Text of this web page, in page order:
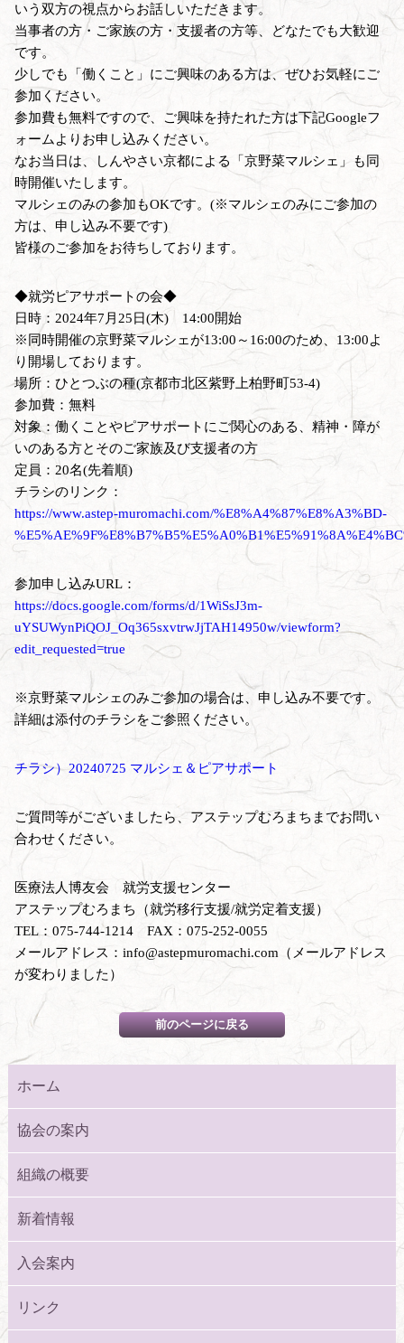
いう双方の視点からお話しいただきます。
当事者の方・ご家族の方・支援者の方等、どなたでも大歓迎
です。
少しでも「働くこと」にご興味のある方は、ぜひお気軽にご
参加ください。
参加費も無料ですので、ご興味を持たれた方は下記Googleフ
ォームよりお申し込みください。
なお当日は、しんやさい京都による「京野菜マルシェ」も同
時開催いたします。
マルシェのみの参加もOKです。(※マルシェのみにご参加の
方は、申し込み不要です)
皆様のご参加をお待ちしております。
◆就労ピアサポートの会◆
日時：2024年7月25日(木) 14:00開始
※同時開催の京野菜マルシェが13:00～16:00のため、13:00よ
り開場しております。
場所：ひとつぶの種(京都市北区紫野上柏野町53-4)
参加費：無料
対象：働くことやピアサポートにご関心のある、精神・障が
いのある方とそのご家族及び支援者の方
定員：20名(先着順)
チラシのリンク：
https://www.astep-muromachi.com/%E8%A4%87%E8%A3%BD-
参加申し込みURL：
https://docs.google.com/forms/d/1WiSsJ3m-
uYSUWynPiQOJ_Oq365sxvtrwJjTAH14950w/viewform?
edit_requested=true
※京野菜マルシェのみご参加の場合は、申し込み不要です。
詳細は添付のチラシをご参照ください。
チラシ）20240725 マルシェ＆ピアサポート
ご質問等がございましたら、アステップむろまちまでお問い
合わせください。
医療法人博友会 就労支援センター
アステップむろまち（就労移行支援/就労定着支援）
TEL：075-744-1214 FAX：075-252-0055
メールアドレス：info@astepmuromachi.com（メールアドレス
が変わりました）
ホーム
協会の案内
組織の概要
新着情報
入会案内
リンク